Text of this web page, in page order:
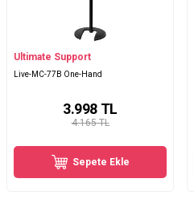
Ultimate Support
Live-MC-77B One-Hand
4.165 TL
3.998 TL
Sepete Ekle